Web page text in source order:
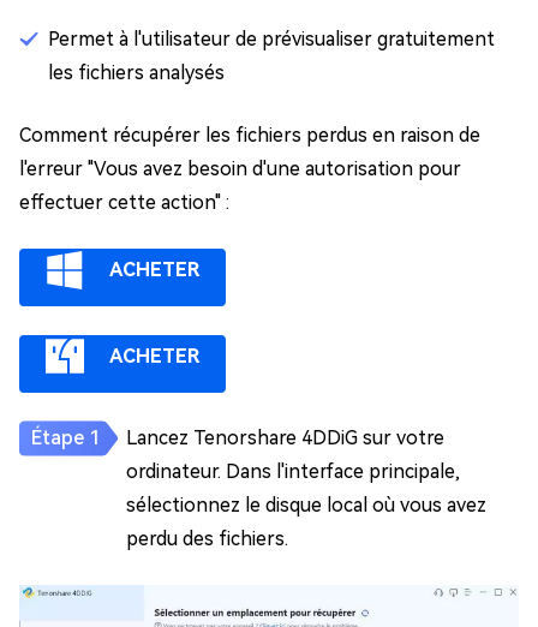
Permet à l'utilisateur de prévisualiser gratuitement
les fichiers analysés
Comment récupérer les fichiers perdus en raison de
l'erreur "Vous avez besoin d'une autorisation pour
effectuer cette action" :
ACHETER
ACHETER
Lancez Tenorshare 4DDiG sur votre
ordinateur. Dans l'interface principale,
sélectionnez le disque local où vous avez
perdu des fichiers.